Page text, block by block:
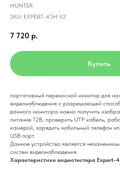
HUNTER
SKU: EXPERT-43H V2
7 720 р.
Купить
портативный переносной монитор для
видеонаблюдения с разрешающей
данного монитора можно получить
питание 12В, проверить UTP кабель,
камерой, зарядить мобильный телефон
USB порт.
Данное устройство является
систем видеонаблюдения.
Характеристики видеотестера Expert-